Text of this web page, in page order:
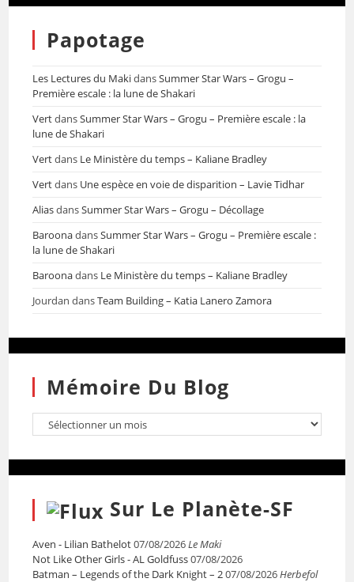
Papotage
Les Lectures du MakidansSummer Star Wars – Grogu –
Première escale : la lune de Shakari
VertdansSummer Star Wars – Grogu – Première escale : la
lune de Shakari
Vertdans Le Ministère du temps – Kaliane Bradley
Vertdans Une espèce en voie de disparition – Lavie Tidhar
AliasdansSummer Star Wars – Grogu – Décollage
BaroonadansSummer Star Wars – Grogu – Première escale :
la lune de Shakari
Baroonadans Le Ministère du temps – Kaliane Bradley
Jourdan dansTeam Building – Katia Lanero Zamora
Mémoire Du Blog
Sur Le Planète-SF
Aven - Lilian Bathelot07/08/2026Le Maki
Not Like Other Girls - AL Goldfuss07/08/2026
Batman – Legends of the Dark Knight – 207/08/2026Herbefol